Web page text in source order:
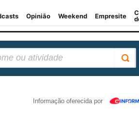
Informação oferecida por